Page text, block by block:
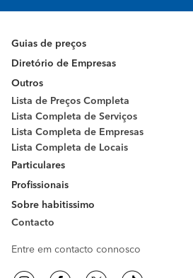
Guias de preços
Diretório de Empresas
Outros
Lista de Preços Completa
Lista Completa de Serviços
Lista Completa de Empresas
Lista Completa de Locais
Particulares
Profissionais
Sobre habitissimo
Contacto
Entre em contacto connosco